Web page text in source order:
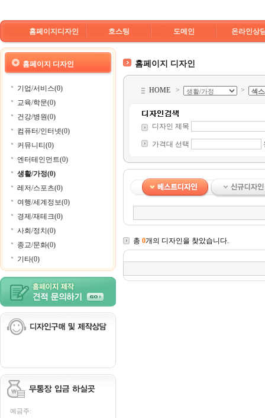
홈페이지디자인 호스팅 도메인 온라인상
홈페이지 디자인
기업/서비스(0)
교육/학문(0)
건강/병원(0)
컴퓨터/인터넷(0)
커뮤니티(0)
엔터테인먼트(0)
생활/가정(0)
레저/스포츠(0)
여행/세계정보(0)
경제/재테크(0)
사회/정치(0)
종교/문화(0)
기타(0)
예금주:
홈페이지 디자인
HOME > >
디자인 제목
가격대 선택
총 0개의 디자인을 찾았습니다.